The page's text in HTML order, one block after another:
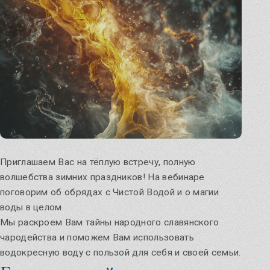
Чуров День
Обратимся к силе Предков!
Узнать
Ведовское знание
Домашняя магия
Кологодные обряды
Мастерские программы
углубите свои знания
Вебинары и праздники июля
Приглашаем Вас на тёплую встречу, полную
волшебства зимних праздников! На вебинаре
поговорим об обрядах с Чистой Водой и о магии
воды в целом.
Мы раскроем Вам тайны народного славянского
чародейства и поможем Вам использовать
водокресную воду с пользой для себя и своей семьи.